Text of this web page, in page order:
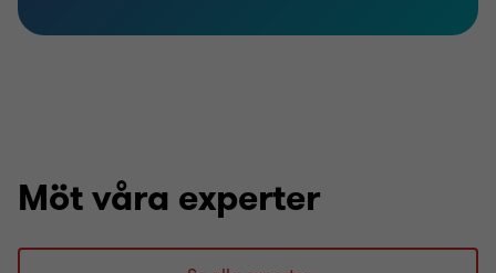
Möt våra experter